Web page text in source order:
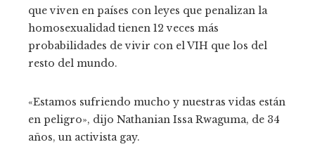
que viven en países con leyes que penalizan la
homosexualidad tienen 12 veces más
probabilidades de vivir con el VIH que los del
resto del mundo.
«Estamos sufriendo mucho y nuestras vidas están
en peligro», dijo Nathanian Issa Rwaguma, de 34
años, un activista gay.